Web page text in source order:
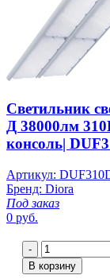
Светильник
Д 38000лм
консоль|
Артикул:
Бренд: Diora
Под заказ
0 руб.
-
В корзину